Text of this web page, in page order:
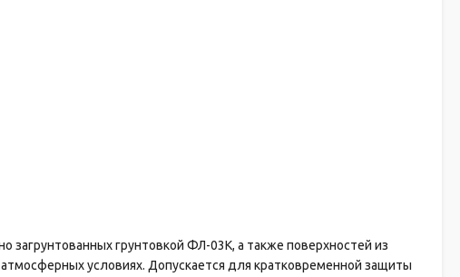
грунтовкой ФЛ-03К, а также поверхностей из
условиях. Допускается для кратковременной защиты